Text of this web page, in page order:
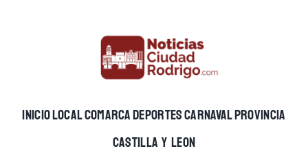
INICIOLOCALCOMARCADEPORTESCARNAVALPROVINCIA
CASTILLA Y LEON